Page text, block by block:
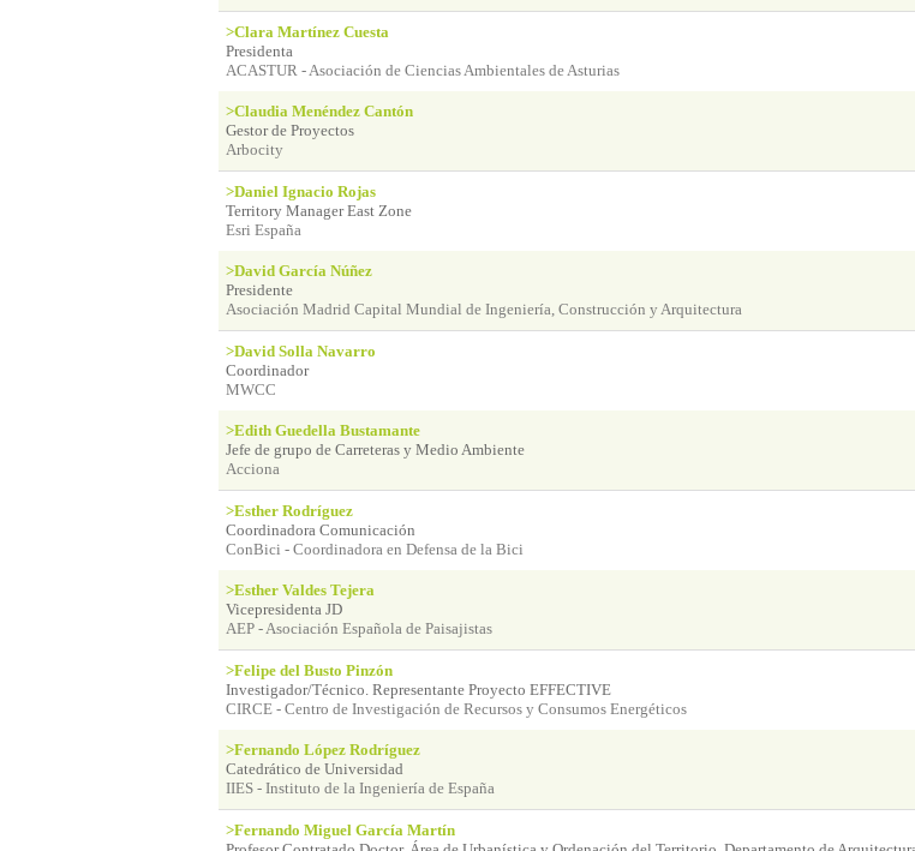
>Clara Martínez Cuesta
Presidenta
ACASTUR - Asociación de Ciencias Ambientales de Asturias
>Claudia Menéndez Cantón
Gestor de Proyectos
Arbocity
>Daniel Ignacio Rojas
Territory Manager East Zone
Esri España
>David García Núñez
Presidente
Asociación Madrid Capital Mundial de Ingeniería, Construcción y Arquitectura
>David Solla Navarro
Coordinador
MWCC
>Edith Guedella Bustamante
Jefe de grupo de Carreteras y Medio Ambiente
Acciona
>Esther Rodríguez
Coordinadora Comunicación
ConBici - Coordinadora en Defensa de la Bici
>Esther Valdes Tejera
Vicepresidenta JD
AEP - Asociación Española de Paisajistas
>Felipe del Busto Pinzón
Investigador/Técnico. Representante Proyecto EFFECTIVE
CIRCE - Centro de Investigación de Recursos y Consumos Energéticos
>Fernando López Rodríguez
Catedrático de Universidad
IIES - Instituto de la Ingeniería de España
>Fernando Miguel García Martín